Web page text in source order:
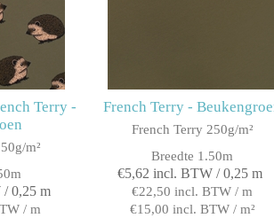
Terry -
m²
0,25 m
/ m
French Terry -
French Terry 250g/m²
Breedte 1.50m
€5,62 incl. BTW / 0,25 m
€22,50 incl. BTW / m
€15,00 incl. BTW / m²